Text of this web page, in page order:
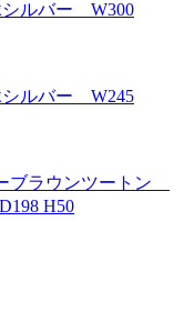
シルバー W300
シルバー W245
ブラウンツートン
H50